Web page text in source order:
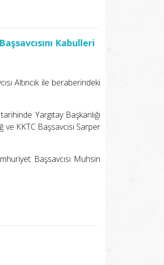
Kabulleri
Altıncık ile beraberindeki
Yargıtay Başkanlığı
KKTC Başsavcısı Sarper
Başsavcısı Muhsin